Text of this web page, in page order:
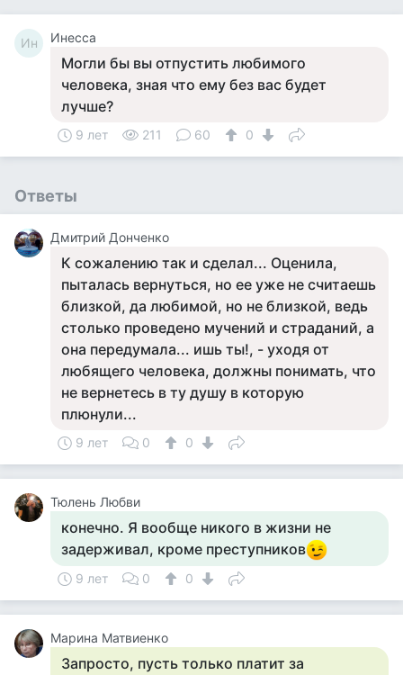
Ин Инесса
Могли бы вы отпустить любимого
человека, зная что ему без вас будет
лучше?
9 лет 211 60 0
Ответы
Дмитрий Донченко
К сожалению так и сделал... Оценила,
пыталась вернуться, но ее уже не считаешь
близкой, да любимой, но не близкой, ведь
столько проведено мучений и страданий, а
она передумала... ишь ты!, - уходя от
любящего человека, должны понимать, что
не вернетесь в ту душу в которую
плюнули...
9 лет 0 0
Тюлень Любви
конечно. Я вообще никого в жизни не
задерживал, кроме преступников
9 лет 0 0
Марина Матвиенко
Запросто, пусть только платит за